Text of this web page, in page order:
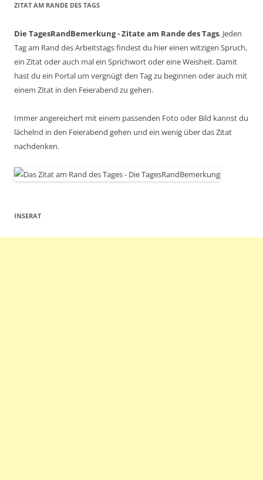
ZITAT AM RANDE DES TAGS
Die TagesRandBemerkung - Zitate am Rande des Tags. Jeden
Tag am Rand des Arbeitstags findest du hier einen witzigen Spruch,
ein Zitat oder auch mal ein Sprichwort oder eine Weisheit. Damit
hast du ein Portal um vergnügt den Tag zu beginnen oder auch mit
einem Zitat in den Feierabend zu gehen.
Immer angereichert mit einem passenden Foto oder Bild kannst du
lächelnd in den Feierabend gehen und ein wenig über das Zitat
nachdenken.
INSERAT